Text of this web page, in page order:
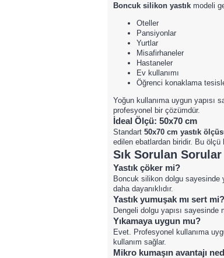
Boncuk silikon yastıkmodeli
Oteller
Pansiyonlar
Yurtlar
Misafirhaneler
Hastaneler
Ev kullanımı
Öğrenci konaklama
Yoğun kullanıma uygun yapısı
profesyonel bir çözümdür.
İdeal Ölçü: 50x70 cm
Standart 50x70 cm yastık
edilen ebatlardan biridir. Bu ölçü
Sık Sorulan Sorular
Yastık çöker mi?
Boncuk silikon dolgu sayesinde
daha dayanıklıdır.
Yastık yumuşak mı sert mi?
Dengeli dolgu yapısı sayesinde
Yıkamaya uygun mu?
Evet. Profesyonel kullanıma
kullanım sağlar.
Mikro kumaşın avantajı